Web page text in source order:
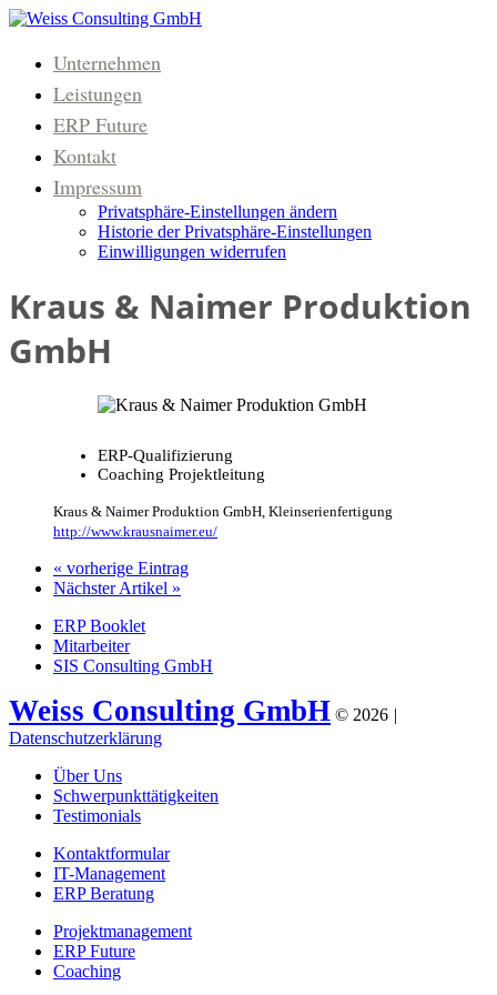
Unternehmen
Leistungen
ERP Future
Kontakt
Impressum
Privatsphäre-Einstellungen ändern
Historie der Privatsphäre-Einstellungen
Einwilligungen widerrufen
Kraus & Naimer Produktion
GmbH
ERP-Qualifizierung
Coaching Projektleitung
Kraus & Naimer Produktion GmbH, Kleinserienfertigung
http://www.krausnaimer.eu/
« vorherige Eintrag
Nächster Artikel »
ERP Booklet
Mitarbeiter
SIS Consulting GmbH
Weiss Consulting GmbH © 2026 |
Datenschutzerklärung
Über Uns
Schwerpunkttätigkeiten
Testimonials
Kontaktformular
IT-Management
ERP Beratung
Projektmanagement
ERP Future
Coaching